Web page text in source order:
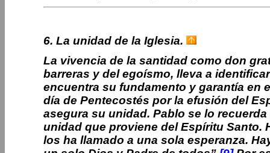
6. La unidad de la Iglesia.
La vivencia de la santidad como don
barreras y del egoísmo, lleva a
encuentra su fundamento y garantía en
día de Pentecostés por la efusión del
asegura su unidad. Pablo se lo
unidad que proviene del Espíritu Santo.
los ha llamado a una sola esperanza.